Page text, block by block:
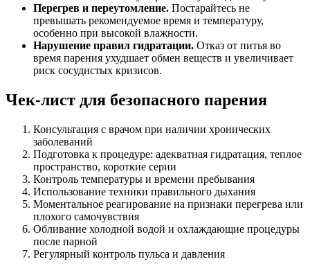
Перегрев и переутомление. Постарайтесь не
превышать рекомендуемое время и температуру,
особенно при высокой влажности.
Нарушение правил гидратации. Отказ от питья во
время парения ухудшает обмен веществ и увеличивает
риск сосудистых кризисов.
Чек-лист для безопасного парения
Консультация с врачом при наличии хронических
заболеваний
Подготовка к процедуре: адекватная гидратация, теплое
пространство, короткие серии
Контроль температуры и времени пребывания
Использование техники правильного дыхания
Моментальное реагирование на признаки перегрева или
плохого самочувствия
Обливание холодной водой и охлаждающие процедуры
после парной
Регулярный контроль пульса и давления